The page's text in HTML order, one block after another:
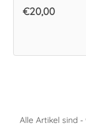
€20,00
Alle Artikel sind